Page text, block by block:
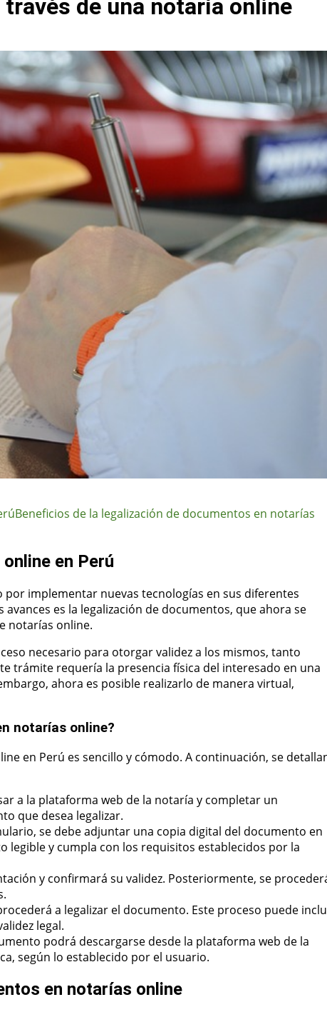
de una notaría online
Beneficios de la legalización de documentos en notarías
en Perú
implementar nuevas tecnologías en sus diferentes
es la legalización de documentos, que ahora se
notarías online.
necesario para otorgar validez a los mismos, tanto
trámite requería la presencia física del interesado en una
ahora es posible realizarlo de manera virtual,
notarías online?
en Perú es sencillo y cómodo. A continuación, se
a la plataforma web de la notaría y completar un
que desea legalizar.
se debe adjuntar una copia digital del documento en
legible y cumpla con los requisitos establecidos por la
y confirmará su validez. Posteriormente, se
a legalizar el documento. Este proceso puede
legal.
podrá descargarse desde la plataforma web de la
según lo establecido por el usuario.
en notarías online